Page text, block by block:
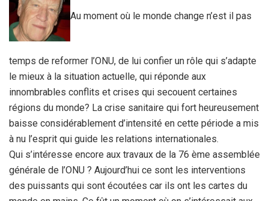
Au moment où le monde change n’est il pas
temps de reformer l’ONU, de lui confier un rôle qui s’adapte
le mieux à la situation actuelle, qui réponde aux
innombrables conflits et crises qui secouent certaines
régions du monde? La crise sanitaire qui fort heureusement
baisse considérablement d’intensité en cette période a mis
à nu l’esprit qui guide les relations internationales.
Qui s’intéresse encore aux travaux de la 76 ème assemblée
générale de l’ONU ? Aujourd’hui ce sont les interventions
des puissants qui sont écoutées car ils ont les cartes du